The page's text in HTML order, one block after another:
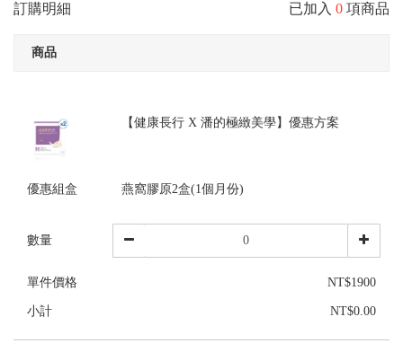
訂購明細 已加入 0 項商品
商品
【健康長行 X 潘的極緻美學】優惠方案
優惠組盒 燕窩膠原2盒(1個月份)
數量
單件價格 NT$1900
小計 NT$0.00